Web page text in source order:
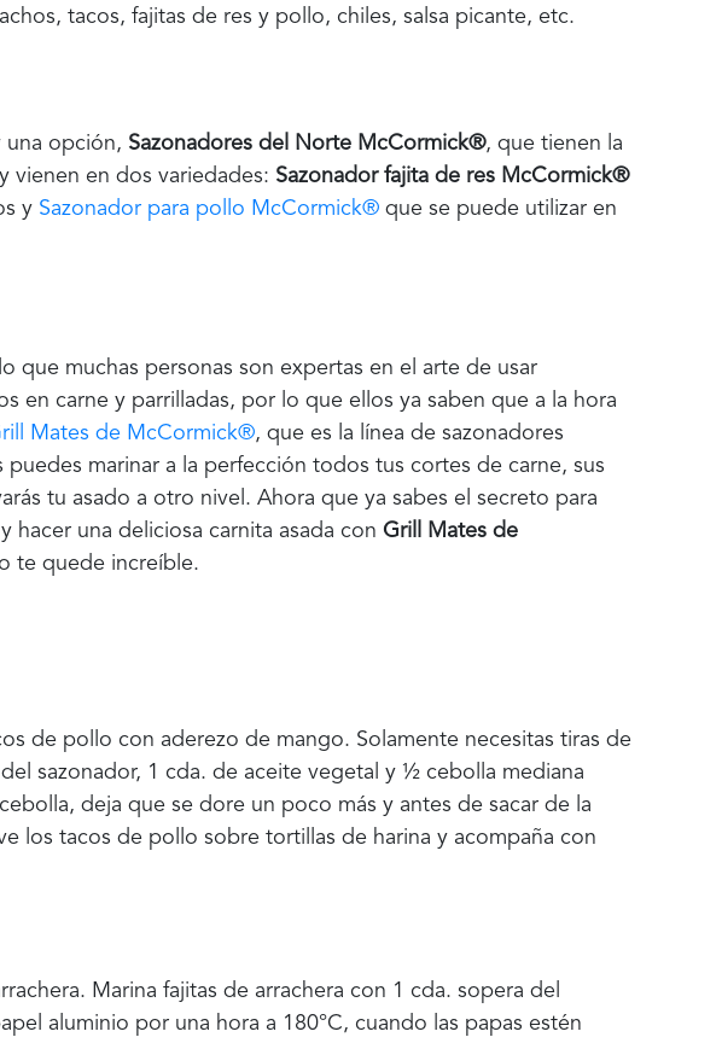
tacos, fajitas de res y pollo, chiles, salsa picante, etc.
una opción, Sazonadores del Norte McCormick®, que tienen la
vienen en dos variedades: Sazonador fajita de res McCormick®
y Sazonador para pollo McCormick® que se puede utilizar en
que muchas personas son expertas en el arte de usar
en carne y parrilladas, por lo que ellos ya saben que a la hora
Mates de McCormick®, que es la línea de sazonadores
marinar a la perfección todos tus cortes de carne, sus
tu asado a otro nivel. Ahora que ya sabes el secreto para
hacer una deliciosa carnita asada conGrill Mates de
te quede increíble.
de pollo con aderezo de mango. Solamente necesitas tiras de
sazonador, 1 cda. de aceite vegetal y ½ cebolla mediana
deja que se dore un poco más y antes de sacar de la
los tacos de pollo sobre tortillas de harina y acompaña con
Marina fajitas de arrachera con 1 cda. sopera del
aluminio por una hora a 180°C, cuando las papas estén